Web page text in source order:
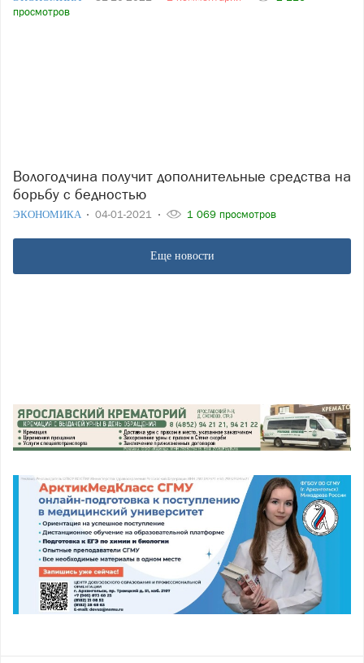
просмотров
Вологодчина получит дополнительные средства на
борьбу с бедностью
ЭКОНОМИКА 04-01-2021 1 069 просмотров
Еще новости